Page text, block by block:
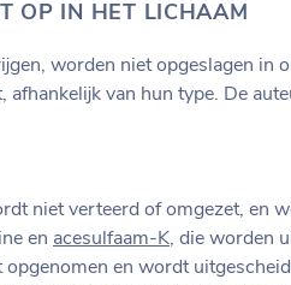
OP IN HET LICHAAM
worden niet opgeslagen in
afhankelijk van hun type. De
niet verteerd of omgezet, en
en acesulfaam-K, die worden
opgenomen en wordt